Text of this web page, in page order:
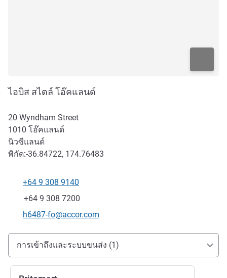
ไอบิส สไตล์ โอ๊คแลนด์
20 Wyndham Street
1010 โอ๊คแลนด์
นิวซีแลนด์
พิกัด:-36.84722, 174.76483
โทรศัพท์
+64 9 308 9140
แฟกซ์
+64 9 308 7200
อีเมลติดต่อ
h6487-fo@accor.com
การเข้าถึงและการเดินทาง
การเข้าถึงและระบบขนส่ง (1)